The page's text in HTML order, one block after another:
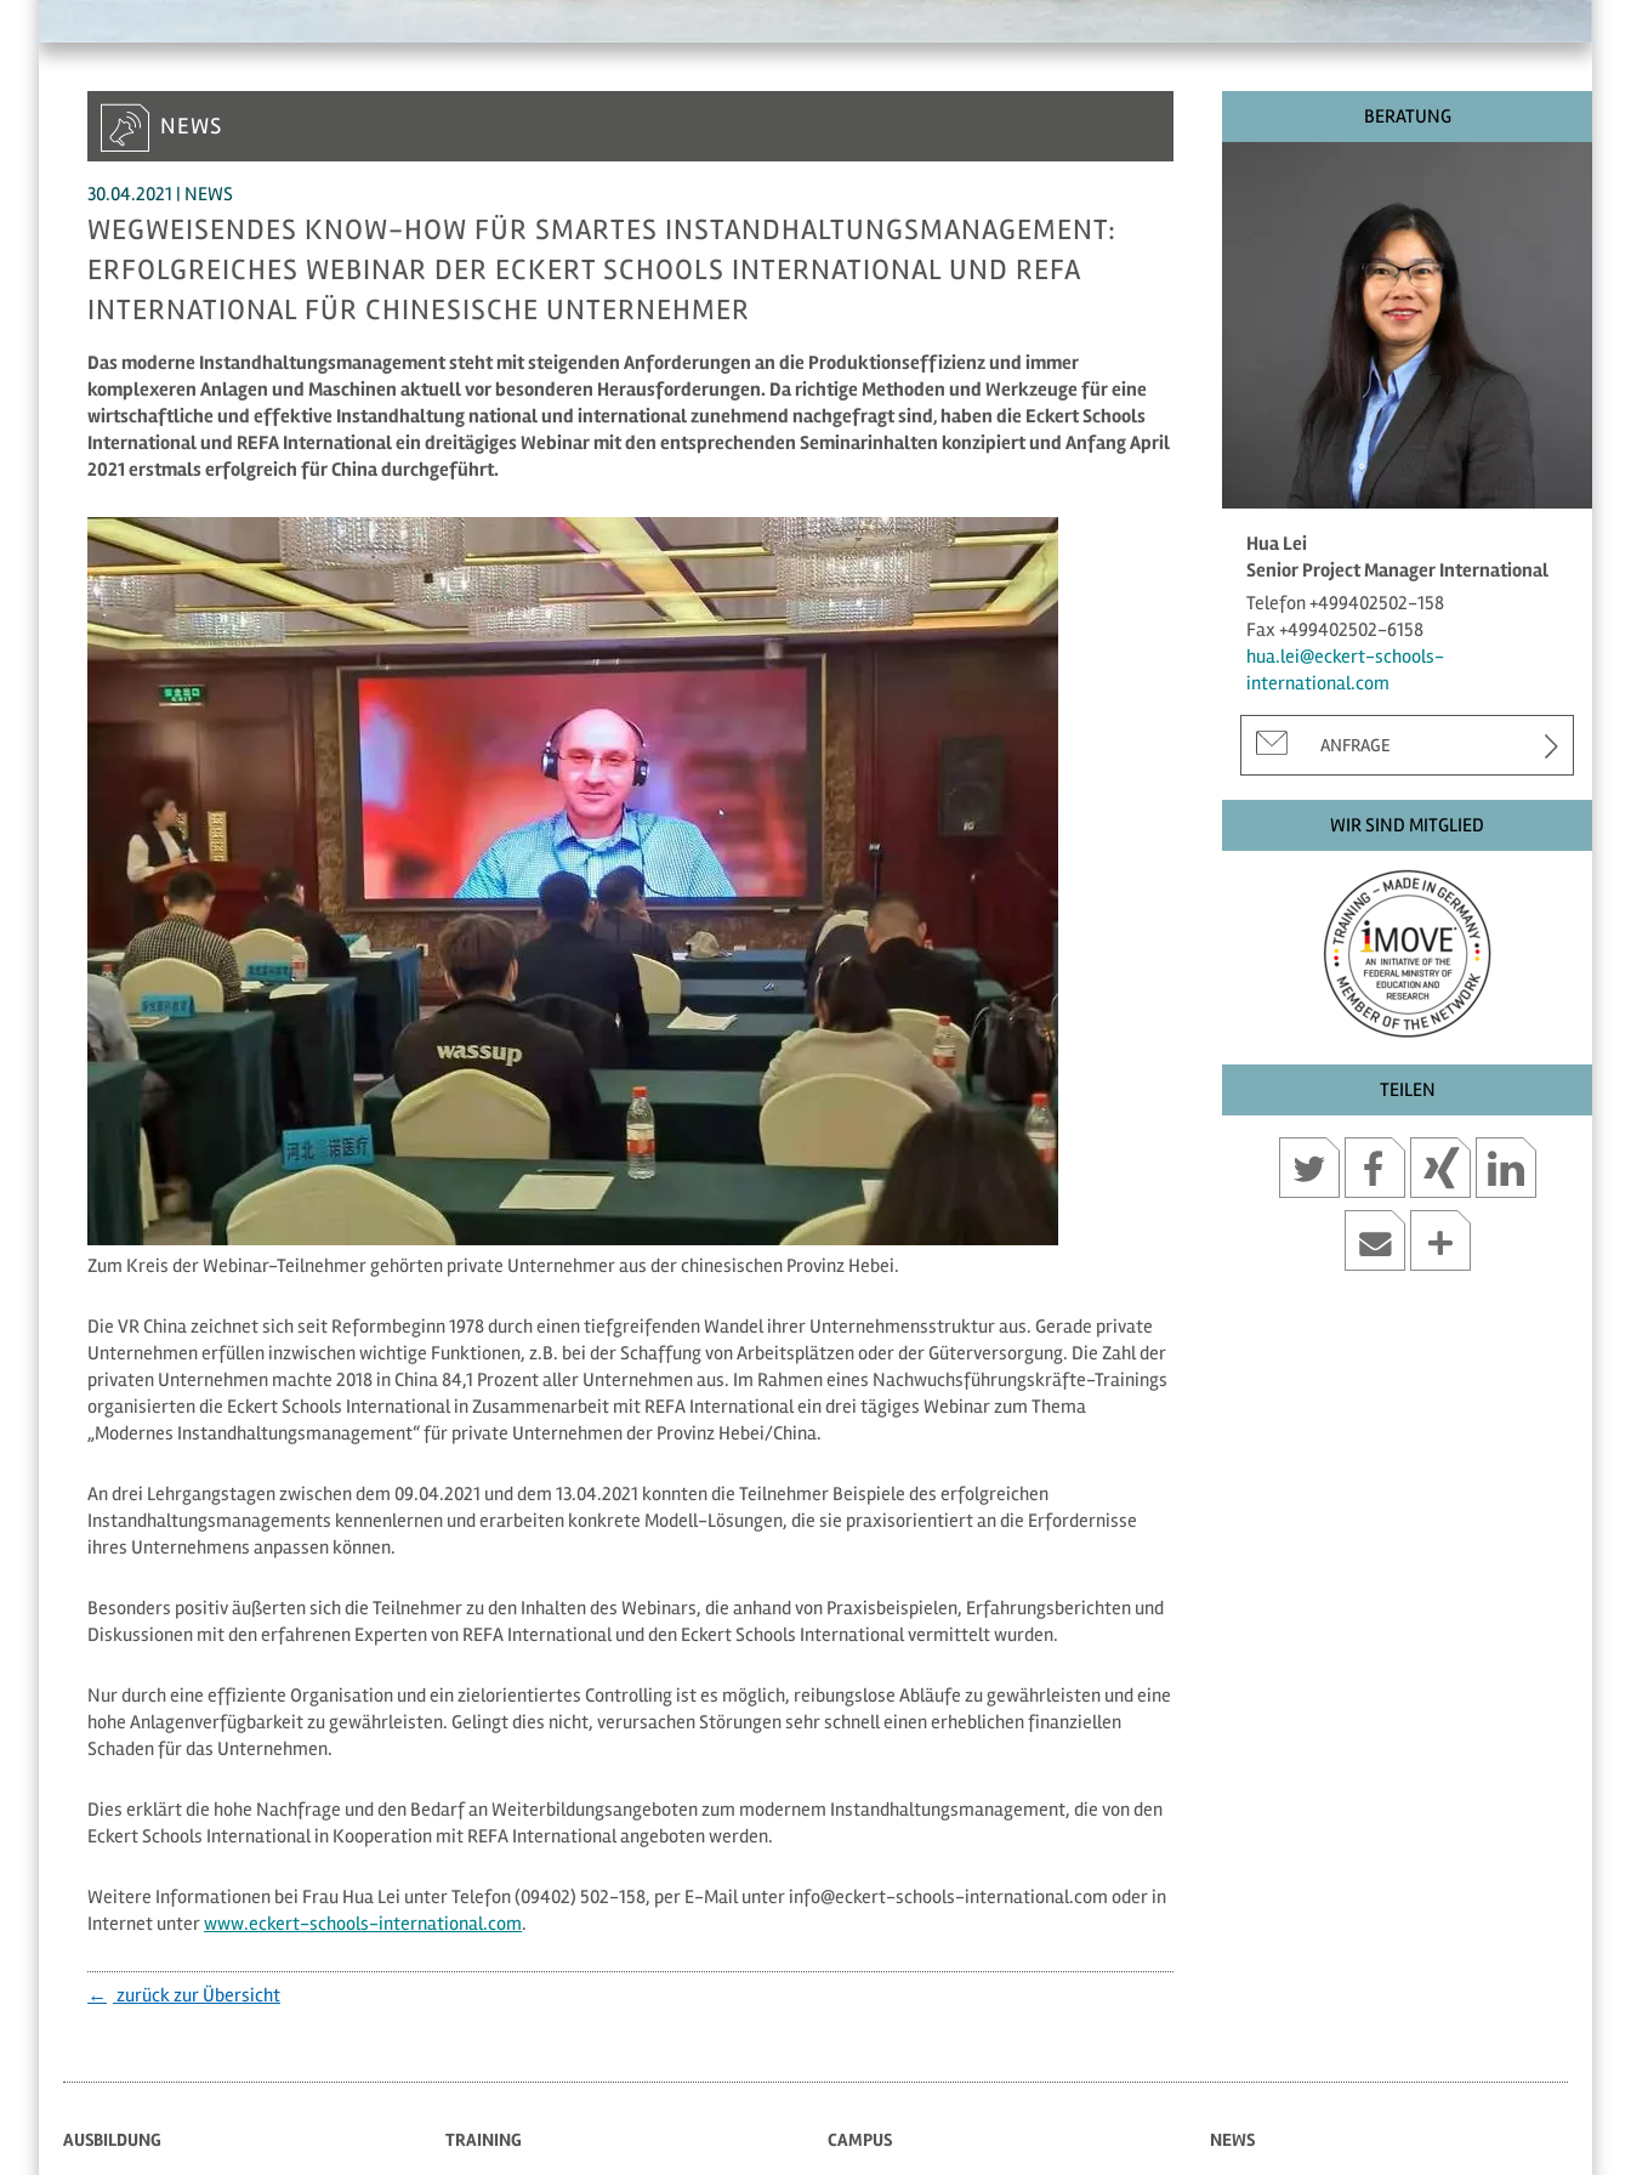
NEWS
30.04.2021 | NEWS
WEGWEISENDES KNOW-HOW FÜR SMARTES INSTANDHALTUNGSMANAGEMENT:
ERFOLGREICHES WEBINAR DER ECKERT SCHOOLS INTERNATIONAL UND REFA
INTERNATIONAL FÜR CHINESISCHE UNTERNEHMER
Das moderne Instandhaltungsmanagement steht mit steigenden Anforderungen an die Produktionseffizienz und immer
komplexeren Anlagen und Maschinen aktuell vor besonderen Herausforderungen. Da richtige Methoden und Werkzeuge für eine
wirtschaftliche und effektive Instandhaltung national und international zunehmend nachgefragt sind, haben die Eckert Schools
International und REFA International ein dreitägiges Webinar mit den entsprechenden Seminarinhalten konzipiert und Anfang April
2021 erstmals erfolgreich für China durchgeführt.
Zum Kreis der Webinar-Teilnehmer gehörten private Unternehmer aus der chinesischen Provinz Hebei.
Die VR China zeichnet sich seit Reformbeginn 1978 durch einen tiefgreifenden Wandel ihrer Unternehmensstruktur aus. Gerade private
Unternehmen erfüllen inzwischen wichtige Funktionen, z.B. bei der Schaffung von Arbeitsplätzen oder der Güterversorgung. Die Zahl der
privaten Unternehmen machte 2018 in China 84,1 Prozent aller Unternehmen aus. Im Rahmen eines Nachwuchsführungskräfte-Trainings
organisierten die Eckert Schools International in Zusammenarbeit mit REFA International ein drei tägiges Webinar zum Thema
„Modernes Instandhaltungsmanagement“ für private Unternehmen der Provinz Hebei/China.
An drei Lehrgangstagen zwischen dem 09.04.2021 und dem 13.04.2021 konnten die Teilnehmer Beispiele des erfolgreichen
Instandhaltungsmanagements kennenlernen und erarbeiten konkrete Modell-Lösungen, die sie praxisorientiert an die Erfordernisse
ihres Unternehmens anpassen können.
Besonders positiv äußerten sich die Teilnehmer zu den Inhalten des Webinars, die anhand von Praxisbeispielen, Erfahrungsberichten und
Diskussionen mit den erfahrenen Experten von REFA International und den Eckert Schools International vermittelt wurden.
Nur durch eine effiziente Organisation und ein zielorientiertes Controlling ist es möglich, reibungslose Abläufe zu gewährleisten und eine
hohe Anlagenverfügbarkeit zu gewährleisten. Gelingt dies nicht, verursachen Störungen sehr schnell einen erheblichen finanziellen
Schaden für das Unternehmen.
Dies erklärt die hohe Nachfrage und den Bedarf an Weiterbildungsangeboten zum modernem Instandhaltungsmanagement, die von den
Eckert Schools International in Kooperation mit REFA International angeboten werden.
Weitere Informationen bei Frau Hua Lei unter Telefon (09402) 502-158, per E-Mail unter info@eckert-schools-international.com oder in
Internet unterwww.eckert-schools-international.com.
zurück zur Übersicht
BERATUNG
Hua Lei
Senior Project Manager International
Telefon +499402502-158
Fax +499402502-6158
hua.lei@eckert-schools-
international.com
ANFRAGE
WIR SIND MITGLIED
TEILEN
AUSBILDUNG TRAINING CAMPUS NEWS